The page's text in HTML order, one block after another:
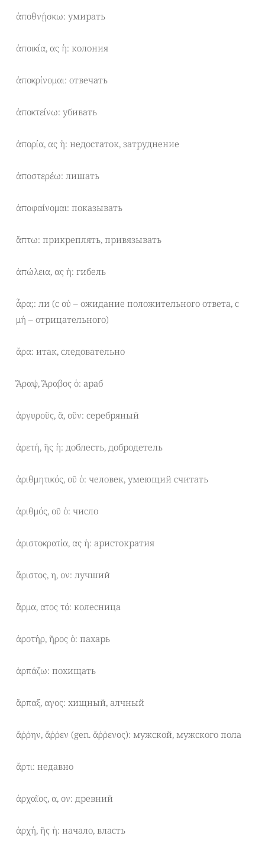
ἀποθνῄσκω: умирать
ἀποικία, ας ἡ: колония
ἀποκρίνομαι: отвечать
ἀποκτείνω: убивать
ἀπορία, ας ἡ: недостаток, затруднение
ἀποστερέω: лишать
ἀποφαίνομαι: показывать
ἅπτω: прикреплять, привязывать
ἀπώλεια, ας ἡ: гибель
ἆρα;: ли (с οὐ – ожидание положительного ответа, с
μή – отрицательного)
ἄρα: итак, следовательно
Ἄραψ, Ἄραβος ὁ: араб
ἀργυροῦς, ᾶ, οῦν: серебряный
ἀρετή, ῆς ἡ: доблесть, добродетель
ἀριθμητικός, οῦ ὁ: человек, умеющий считать
ἀριθμός, οῦ ὁ: число
ἀριστοκρατία, ας ἡ: аристократия
ἄριστος, η, ον: лучший
ἅρμα, ατος τό: колесница
ἀροτήρ, ῆρος ὁ: пахарь
ἁρπάζω: похищать
ἅρπαξ, αγος: хищный, алчный
ἄῤῥην, ἄῤῥεν (gen. ἄῤῥενος): мужской, мужского пола
ἄρτι: недавно
ἀρχαῖος, α, ον: древний
ἀρχή, ῆς ἡ: начало, власть